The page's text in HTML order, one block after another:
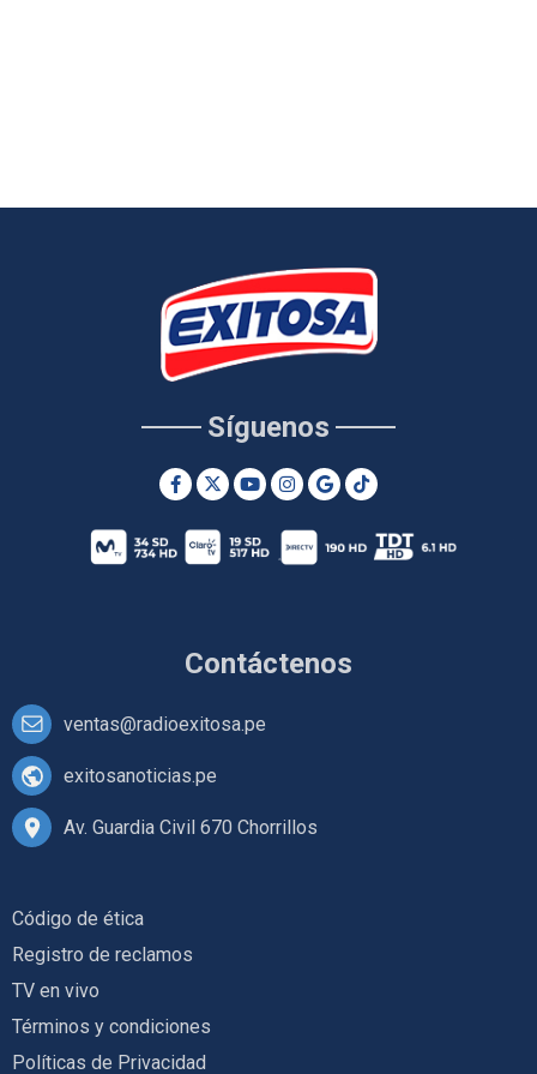
Contáctenos
ventas@radioexitosa.pe
exitosanoticias.pe
Av. Guardia Civil 670 Chorrillos
Síguenos
Código de ética
Registro de reclamos
TV en vivo
Términos y condiciones
Políticas de Privacidad